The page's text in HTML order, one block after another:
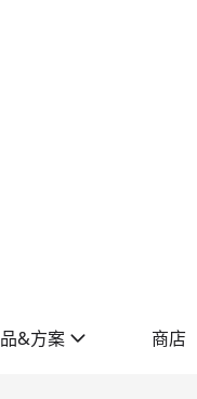
&方案 商店